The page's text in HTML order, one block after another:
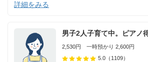
詳細をみる
男子2人子育て中。ピアノ
2,530円 一時預かり 2,600円
5.0 （1109）